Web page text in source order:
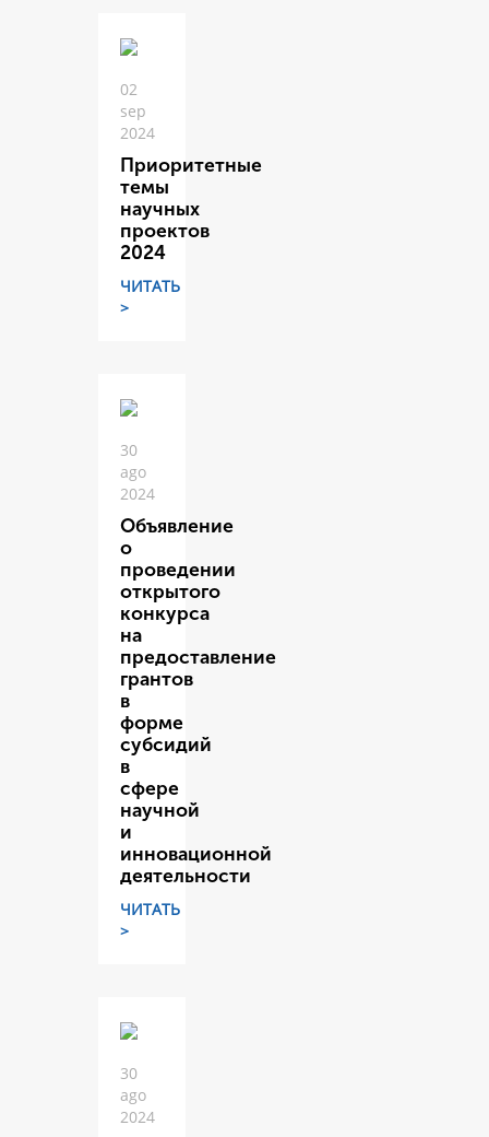
02
sep
2024
Приоритетные
темы
научных
проектов
2024
ЧИТАТЬ
>
30
ago
2024
Объявление
о
проведении
открытого
конкурса
на
предоставление
грантов
в
форме
субсидий
в
сфере
научной
и
инновационной
деятельности
ЧИТАТЬ
>
30
ago
2024